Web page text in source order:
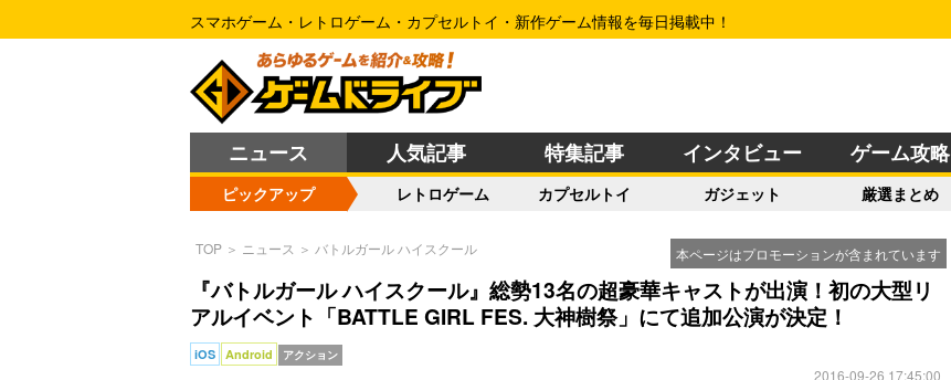
スマホゲーム・レトロゲーム・カプセルトイ・新作ゲーム情報を毎日掲載中！
ニュース 人気記事 特集記事 インタビュー ゲーム攻略
ピックアップ レトロゲーム カプセルトイ ガジェット 厳選まとめ
本ページはプロモーションが含まれています
TOP ＞ ニュース ＞ バトルガール ハイスクール
『バトルガール ハイスクール』総勢13名の超豪華キャストが出演！初の大型リ
アルイベント「BATTLE GIRL FES. 大神樹祭」にて追加公演が決定！
iOS Android アクション
2016-09-26 17:45:00